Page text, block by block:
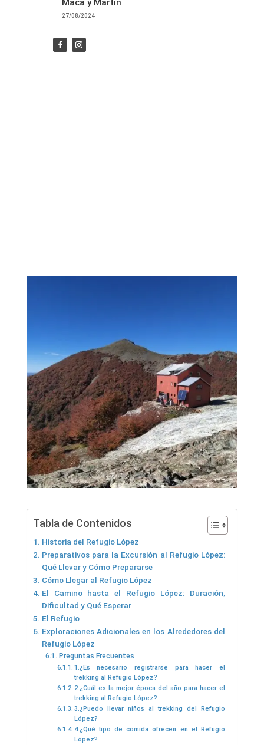
Maca y Martin
27/08/2024
Tabla de Contenidos
Historia del Refugio López
Preparativos para la Excursión al Refugio López:
Qué Llevar y Cómo Prepararse
Cómo Llegar al Refugio López
El Camino hasta el Refugio López: Duración,
Dificultad y Qué Esperar
El Refugio
Exploraciones Adicionales en los Alrededores del
Refugio López
Preguntas Frecuentes
1.¿Es necesario registrarse para hacer el
trekking al Refugio López?
2.¿Cuál es la mejor época del año para hacer el
trekking al Refugio López?
3.¿Puedo llevar niños al trekking del Refugio
López?
4.¿Qué tipo de comida ofrecen en el Refugio
López?